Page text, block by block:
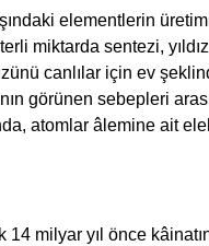
elementlerin
miktarda sentezi,
canlılar için ev
görünen sebepleri
atomlar âlemine ait
milyar yıl önce